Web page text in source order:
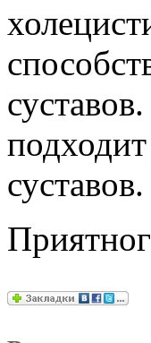
суставов.
суставов.